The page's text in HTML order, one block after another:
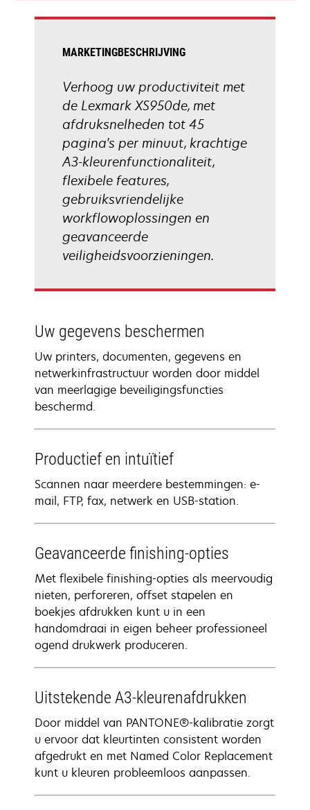
MARKETINGBESCHRIJVING
Verhoog uw productiviteit met
de Lexmark XS950de, met
afdruksnelheden tot 45
pagina's per minuut, krachtige
A3-kleurenfunctionaliteit,
flexibele features,
gebruiksvriendelijke
workflowoplossingen en
geavanceerde
veiligheidsvoorzieningen.
Uw gegevens beschermen
Uw printers, documenten, gegevens en
netwerkinfrastructuur worden door middel
van meerlagige beveiligingsfuncties
beschermd.
Productief en intuïtief
Scannen naar meerdere bestemmingen: e-
mail, FTP, fax, netwerk en USB-station.
Geavanceerde finishing-opties
Met flexibele finishing-opties als meervoudig
nieten, perforeren, offset stapelen en
boekjes afdrukken kunt u in een
handomdraai in eigen beheer professioneel
ogend drukwerk produceren.
Uitstekende A3-kleurenafdrukken
Door middel van PANTONE®-kalibratie zorgt
u ervoor dat kleurtinten consistent worden
afgedrukt en met Named Color Replacement
kunt u kleuren probleemloos aanpassen.